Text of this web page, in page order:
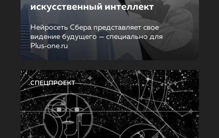
искусственный интеллект
Нейросеть Сбера представляет свое
видение будущего — специально для
Plus‑one.ru
СПЕЦПРОЕКТ